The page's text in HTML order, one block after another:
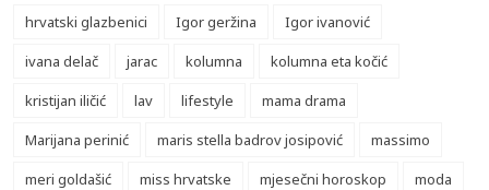
hrvatski glazbenici
Igor geržina
Igor ivanović
ivana delač
jarac kolumna
kolumna eta kočić
kristijan iličić
lav lifestyle
mama drama
Marijana perinić
maris stella badrov josipović
massimo
meri goldašić
miss hrvatske mjesečni horoskop
moda